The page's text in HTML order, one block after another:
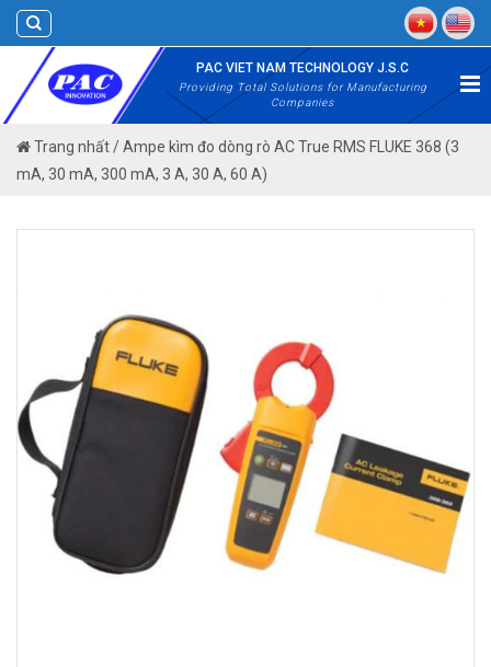
Skip
to
content
PAC VIET NAM TECHNOLOGY J.S.C
Providing Total Solutions for Manufacturing
Companies
Trang nhất/Ampe kìm đo dòng rò AC True RMS FLUKE 368 (3
mA, 30 mA, 300 mA, 3 A, 30 A, 60 A)